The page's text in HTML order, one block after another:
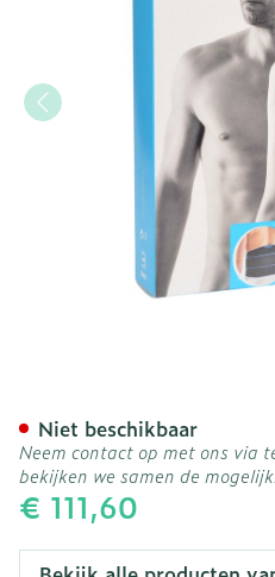
€ 111,60
Niet beschikbaar
Neem contact op met ons via
bekijken we samen de